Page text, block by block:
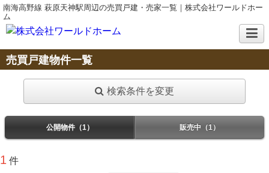
南海高野線 萩原天神駅周辺の売買戸建・売家一覧｜株式会社ワールドホー
ム
売買戸建物件一覧
検索条件を変更
公開物件（1） 販売中（1）
1 件